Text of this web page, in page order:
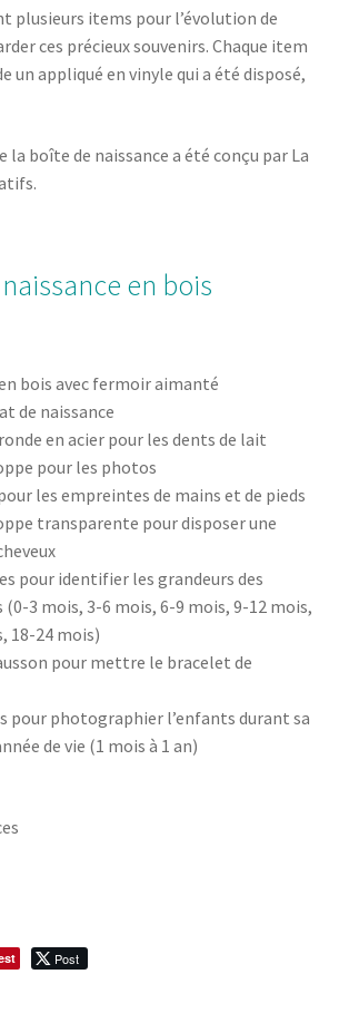
plusieurs items pour l’évolution de
ces précieux souvenirs. Chaque item
un appliqué en vinyle qui a été disposé,
la boîte de naissance a été conçu par La
en bois
bois avec fermoir aimanté
de naissance
en acier pour les dents de lait
pour les photos
les empreintes de mains et de pieds
transparente pour disposer une
pour identifier les grandeurs des
3 mois, 3-6 mois, 6-9 mois, 9-12 mois,
18-24 mois)
pour mettre le bracelet de
pour photographier l’enfants durant sa
de vie (1 mois à 1 an)
Post